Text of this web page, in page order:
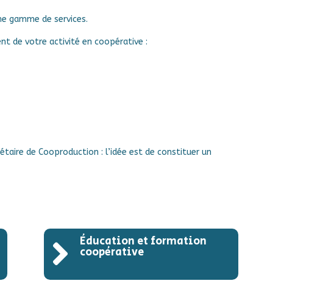
gamme de services.
de votre activité en coopérative :
de Cooproduction : l’idée est de constituer un
 Éducation et formation
coopérative